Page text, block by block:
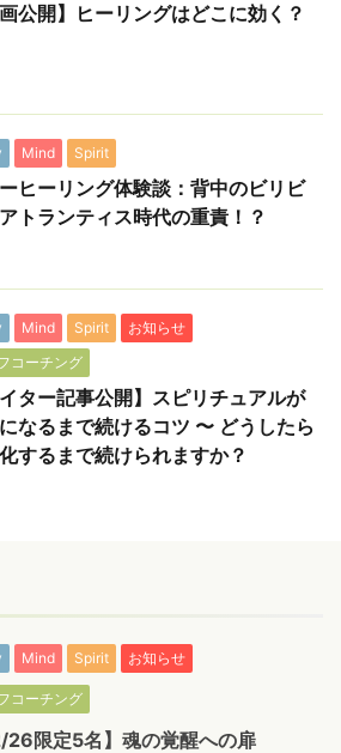
画公開】ヒーリングはどこに効く？
Mind Spirit
ヒーリング体験談：背中のビリビ
トランティス時代の重責！？
Mind Spirit
お知らせ
コーチング
イター記事公開】スピリチュアルが
なるまで続けるコツ 〜 どうしたら
するまで続けられますか？
Mind Spirit お知らせ
コーチング
26限定5名】魂の覚醒への扉